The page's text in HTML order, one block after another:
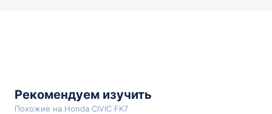
Рекомендуем изучить
Похожие на Honda CIVIC FK7